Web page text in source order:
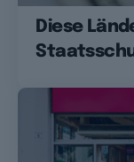
Diese